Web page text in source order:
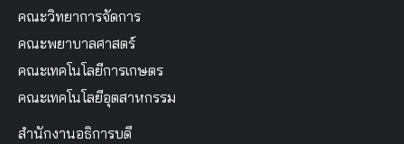
คณะวิทยาการจัดการ
คณะพยาบาลศาสตร์
คณะเทคโนโลยีการเกษตร
คณะเทคโนโลยีอุตสาหกรรม
สำนักงานอธิการบดี